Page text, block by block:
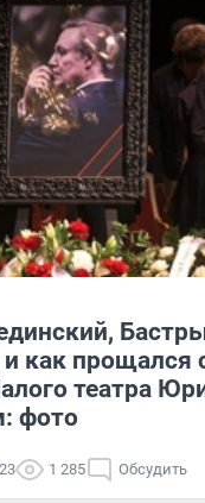
как прощался
театра
фото
1 285 Обсудить